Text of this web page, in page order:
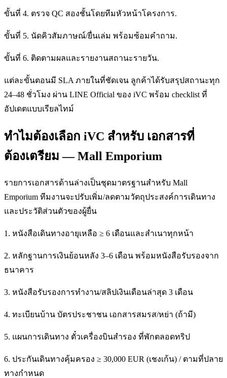
ขั้นที่ 4. ตรวจ QC สองชั้นโดยทีมหัวหน้าโครงการ.
ขั้นที่ 5. นัดคิวสัมภาษณ์/ยื่นเล่ม พร้อมซ้อมคำถาม.
ขั้นที่ 6. ติดตามผลและรายงานสถานะรายวัน.
แต่ละขั้นตอนมี SLA ภายในที่ชัดเจน ลูกค้าได้รับสรุปสถานะทุก
24–48 ชั่วโมง ผ่าน LINE Official ของ iVC พร้อม checklist ที่
อัปเดตแบบเรียลไทม์
ทำไมต้องเลือก iVC สำหรับ เอกสารที่
ต้องเตรียม — Mall Emporium
รายการเอกสารด้านล่างเป็นชุดมาตรฐานสำหรับ Mall
Emporium ทีมงานจะปรับเพิ่ม/ลดตามวัตถุประสงค์การเดินทาง
และประวัติส่วนตัวของผู้ยื่น
1. หนังสือเดินทางอายุเหลือ ≥ 6 เดือนและสำเนาทุกหน้า
2. หลักฐานการเงินย้อนหลัง 3–6 เดือน พร้อมหนังสือรับรองจาก
ธนาคาร
3. หนังสือรับรองการทำงาน/สลิปเงินเดือนล่าสุด 3 เดือน
4. ทะเบียนบ้าน บัตรประชาชน เอกสารสมรส/หย่า (ถ้ามี)
5. แผนการเดินทาง ตั๋วเครื่องบินสำรอง ที่พักตลอดทริป
6. ประกันเดินทางคุ้มครอง ≥ 30,000 EUR (เชงเก้น) / ตามที่ปลาย
ทางกำหนด